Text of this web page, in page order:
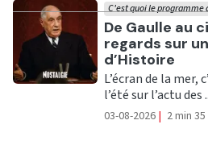
Ecouter
De Gaulle au
regards sur
d’Histoire
C'est quoi le programme
L’écran de la mer,
l’été sur l’actu des
03-08-2026 | 2 min